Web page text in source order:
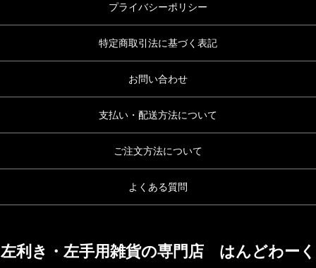
プライバシーポリシー
特定商取引法に基づく表記
お問い合わせ
支払い・配送方法について
ご注文方法について
よくある質問
左利き・左手用雑貨の専門店 はんどわーく